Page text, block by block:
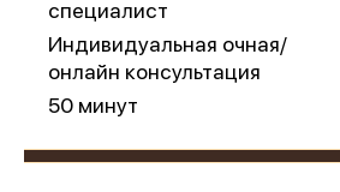
специалист
Индивидуальная очная/
онлайн консультация
50 минут